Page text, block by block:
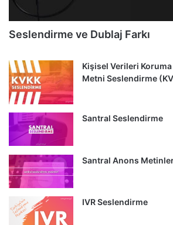
Seslendirme ve Dublaj Farkı
Kişisel Verileri
Metni Seslendirme
Santral Seslendirme
Santral Anons
IVR Seslendirme